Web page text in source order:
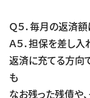
Ｑ５．毎月の返済額
Ａ５．担保を差し
返済に充てる方向
も
なお残った残債や